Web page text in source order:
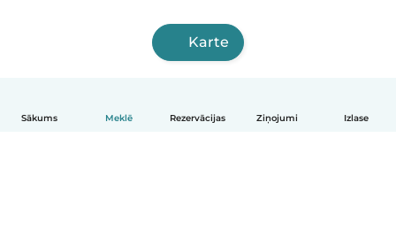
Sākums Meklē Rezervācijas Ziņojumi Izlase
Karte